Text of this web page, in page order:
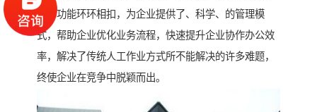
软件功能环环相扣，为企业提供了、科学、的管理模
式，帮助企业优化业务流程，快速提升企业协作办公效
率，解决了传统人工作业方式所不能解决的许多难题，
终使企业在竞争中脱颖而出。